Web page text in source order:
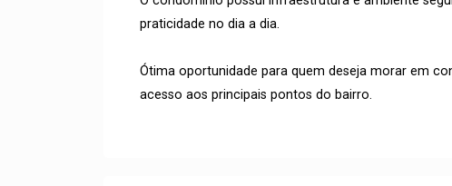
praticidade no dia a dia.
Ótima oportunidade para quem deseja morar em
acesso aos principais pontos do bairro.